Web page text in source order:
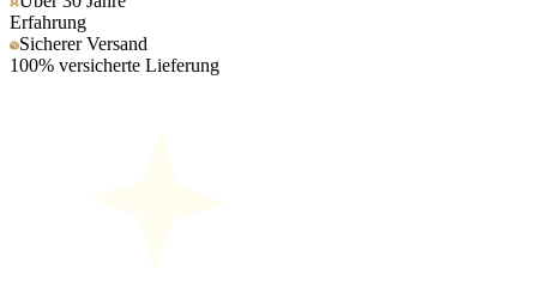
Erfahrung
Sicherer Versand
100% versicherte Lieferung